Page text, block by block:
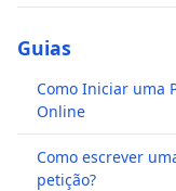
Guias
Como Iniciar uma
Online
Como escrever
petição?